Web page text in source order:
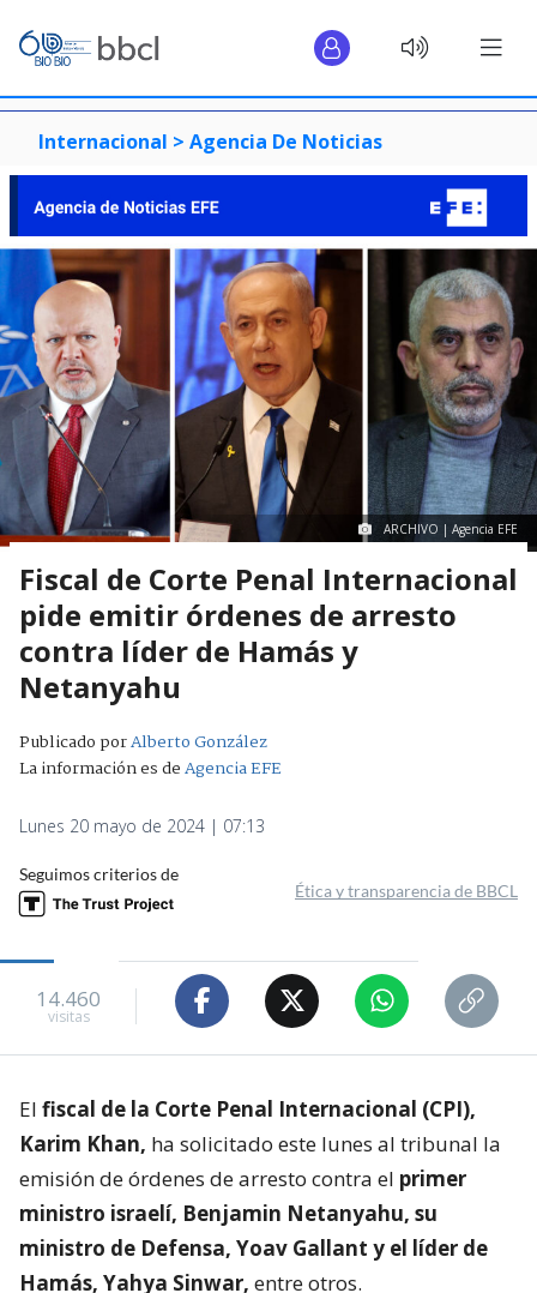
Internacional > Agencia De Noticias
ARCHIVO | Agencia EFE
Fiscal de Corte Penal Internacional
pide emitir órdenes de arresto
contra líder de Hamás y
Netanyahu
Publicado porAlberto González
La información es deAgencia EFE
Lunes 20 mayo de 2024 | 07:13
Seguimos criterios de
Ética y transparencia de BBCL
14.460
visitas
El fiscal de la Corte Penal Internacional (CPI),
Karim Khan, ha solicitado este lunes al tribunal la
emisión de órdenes de arresto contra el primer
ministro israelí, Benjamin Netanyahu, su
ministro de Defensa, Yoav Gallant y el líder de
Hamás, Yahya Sinwar, entre otros.